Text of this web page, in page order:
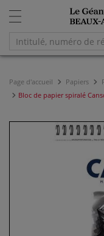
Page d'accueil Papiers
Bloc de papier spiralé